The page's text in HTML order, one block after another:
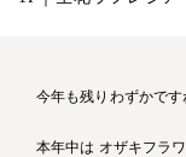
今年も残りわずかです
本年中は オザキフラ